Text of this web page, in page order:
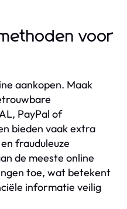
voor
aankopen. Maak
PayPal of
bieden vaak extra
frauduleuze
de meeste online
toe, wat betekent
informatie veilig